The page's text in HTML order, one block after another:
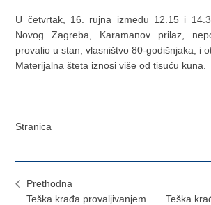
U četvrtak, 16. rujna između 12.15 i
Novog Zagreba, Karamanov prilaz,
provalio u stan, vlasništvo 80-godišnjaka, i
Materijalna šteta iznosi više od tisuću kuna.
Stranica
Prethodna
Teška krađa provaljivanjem
Teška